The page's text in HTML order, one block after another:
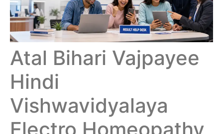
Atal Bihari Vajpayee
Hindi
Vishwavidyalaya